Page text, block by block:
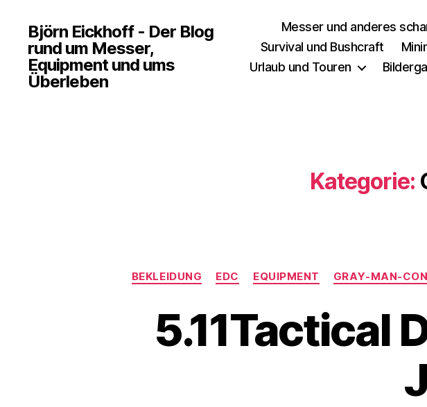
Björn Eickhoff - Der Blog
rund um Messer,
Equipment und ums
Überleben
Messer und anderes
Survival und Bushcraft
Urlaub und Touren
Kategorie:
BEKLEIDUNG EDC EQUIPMENT GRAY-MAN-
5.11Tactical